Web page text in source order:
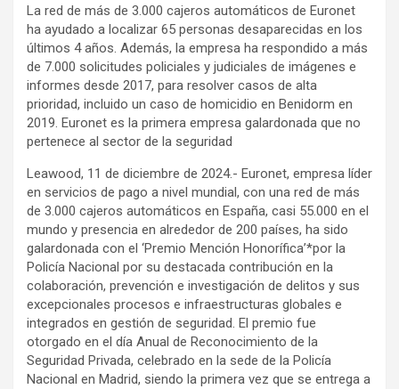
La red de más de 3.000 cajeros automáticos de Euronet
ha ayudado a localizar 65 personas desaparecidas en los
últimos 4 años. Además, la empresa ha respondido a más
de 7.000 solicitudes policiales y judiciales de imágenes e
informes desde 2017, para resolver casos de alta
prioridad, incluido un caso de homicidio en Benidorm en
2019. Euronet es la primera empresa galardonada que no
pertenece al sector de la seguridad
Leawood, 11 de diciembre de 2024.- Euronet, empresa líder
en servicios de pago a nivel mundial, con una red de más
de 3.000 cajeros automáticos en España, casi 55.000 en el
mundo y presencia en alrededor de 200 países, ha sido
galardonada con el ‘Premio Mención Honorífica’*por la
Policía Nacional por su destacada contribución en la
colaboración, prevención e investigación de delitos y sus
excepcionales procesos e infraestructuras globales e
integrados en gestión de seguridad. El premio fue
otorgado en el día Anual de Reconocimiento de la
Seguridad Privada, celebrado en la sede de la Policía
Nacional en Madrid, siendo la primera vez que se entrega a